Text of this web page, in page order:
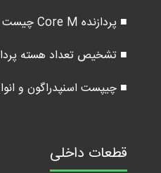
■ پردازنده Core M چیست ؟
■ تشخیص تعداد هسته
■ چیپست اسنپدراگون و
قطعات داخلی